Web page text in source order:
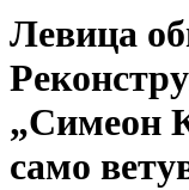
Левица
„Симеон
само